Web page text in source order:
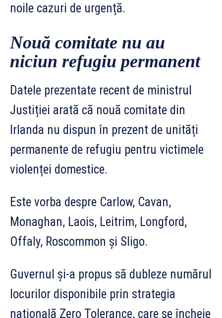
noile cazuri de urgență.
Nouă comitate nu au
niciun refugiu permanent
Datele prezentate recent de ministrul
Justiției arată că nouă comitate din
Irlanda nu dispun în prezent de unități
permanente de refugiu pentru victimele
violenței domestice.
Este vorba despre Carlow, Cavan,
Monaghan, Laois, Leitrim, Longford,
Offaly, Roscommon și Sligo.
Guvernul și-a propus să dubleze numărul
locurilor disponibile prin strategia
națională Zero Tolerance, care se încheie